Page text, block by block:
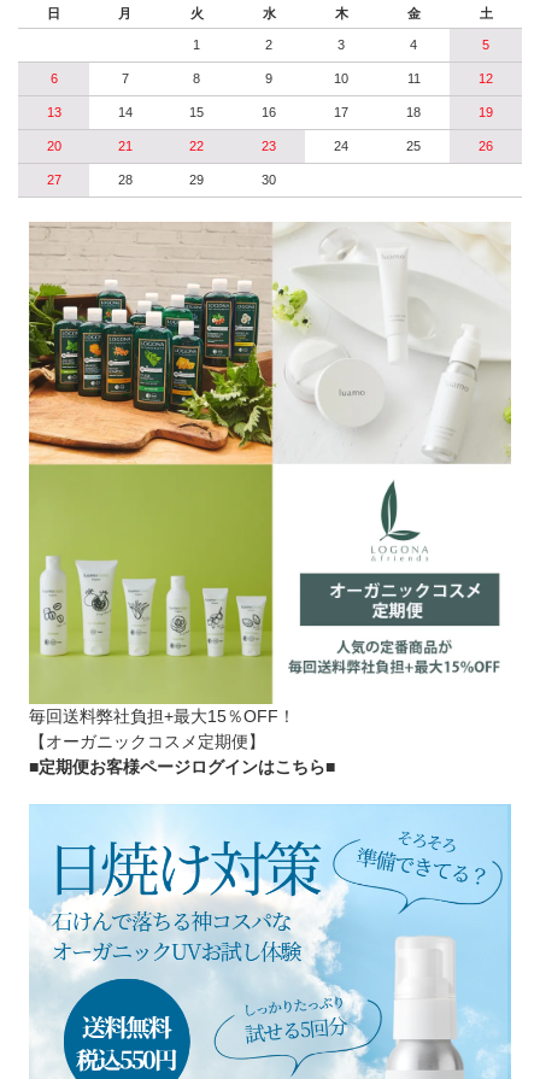
日 月 火 水 木 金 土
1 2 3 4 5
6 7 8 9 10 11 12
13 14 15 16 17 18 19
20 21 22 23 24 25 26
27 28 29 30
毎回送料弊社負担+最大15％OFF！
【オーガニックコスメ定期便】
■定期便お客様ページログインはこちら■